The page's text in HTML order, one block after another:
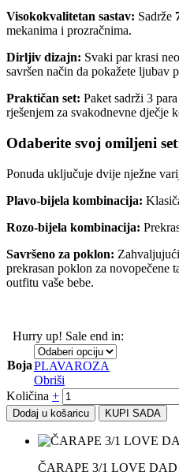
Visokokvalitetan sastav: Sadrže
mekanima i prozračnima.
Dirljiv dizajn: Svaki par krasi
savršen način da pokažete ljubav
Praktičan set: Paket sadrži 3
rješenjem za svakodnevne dječje
Odaberite svoj omiljeni
Ponuda uključuje dvije nježne
Plavo-bijela kombinacija:
Rozo-bijela kombinacija:
Savršeno za poklon:
prekrasan poklon za novopečene
outfitu vaše bebe.
Hurry up! Sale end in:
BojaPLAVAROZA
Obriši
Količina +
Dodaj u košaricu KUPI SADA
ČARAPE 3/1 LOVE